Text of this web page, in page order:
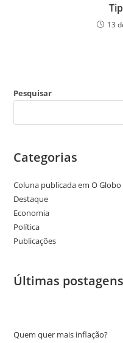
13
Pesquisar
Categorias
Coluna publicada em O Globo
Destaque
Economia
Política
Publicações
Últimas postagens
Quem quer mais inflação?